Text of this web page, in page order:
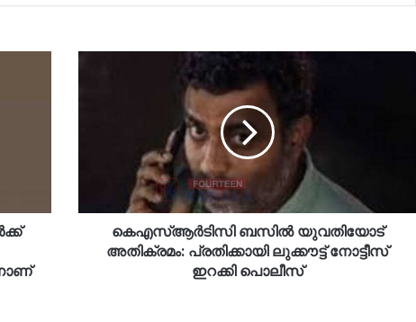
കെഎസ്ആർടിസി ബസിൽ യുവതിയോട്
അതിക്രമം: പ്രതിക്കായി ലുക്കൗട്ട് നോട്ടീസ്
ഇറക്കി പൊലീസ്